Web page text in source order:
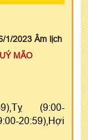
1/2023 Âm lịch
MÃO
(9:00-
20:59),Hợi